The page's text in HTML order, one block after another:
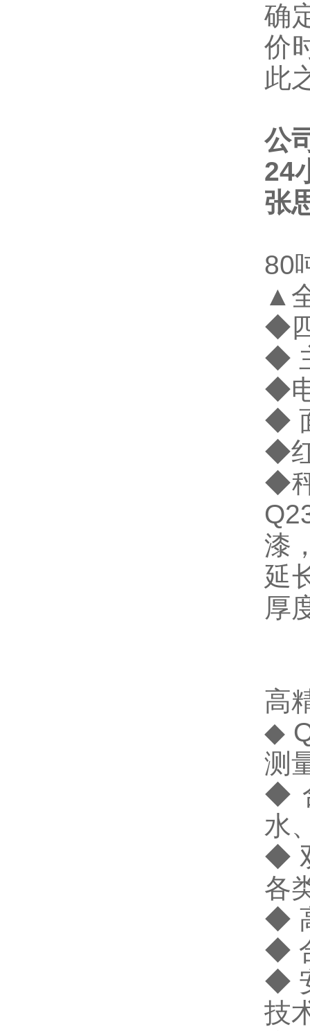
确
价
此
公
24
张
80
▲
◆
◆
◆
◆
◆
◆
漆
延
厚
高
◆
测
◆
水
◆
各
◆
◆
◆
技